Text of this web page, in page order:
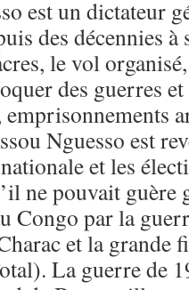
est un dictateur
des décennies à
le vol
des guerres
emprisonnements
Nguesso est
et les
ne pouvait guère
Congo par la
et la grande
La guerre de